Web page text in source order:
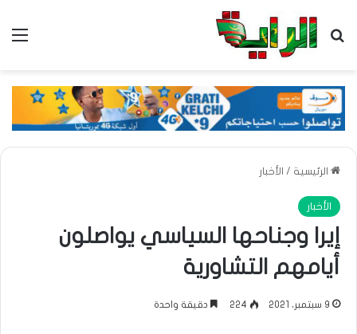
بحث عن
الرئيسية / الأخبار
الأخبار
إيرا وجناحها السياسي يواصلون
أيامهم التشاورية
9 سبتمبر، 2021 224 دقيقة واحدة